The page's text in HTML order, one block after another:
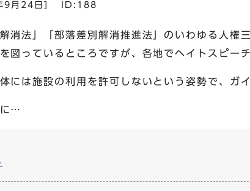
9月24日 ID:188
消法」「部落差別解消推進法」のいわゆる人権
図っているところですが、各地でヘイトスピー
には施設の利用を許可しないという姿勢で、ガ
に…